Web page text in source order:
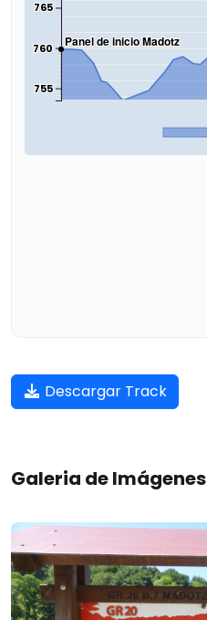
755
760
765
Panel de inicio Madotz
Descargar Track
Galeria de Imágenes